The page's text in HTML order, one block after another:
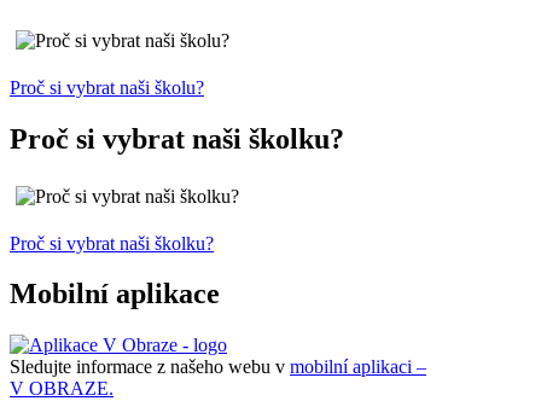
Proč si vybrat naši školu?
Proč si vybrat naši školku?
Proč si vybrat naši školku?
Mobilní aplikace
Sledujte informace z našeho webu v mobilní aplikaci –
V OBRAZE.